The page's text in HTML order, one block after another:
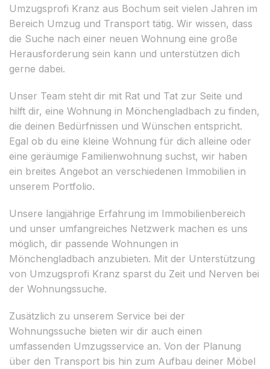
Umzugsprofi Kranz aus Bochum seit vielen Jahren im
Bereich Umzug und Transport tätig. Wir wissen, dass
die Suche nach einer neuen Wohnung eine große
Herausforderung sein kann und unterstützen dich
gerne dabei.
Unser Team steht dir mit Rat und Tat zur Seite und
hilft dir, eine Wohnung in Mönchengladbach zu finden,
die deinen Bedürfnissen und Wünschen entspricht.
Egal ob du eine kleine Wohnung für dich alleine oder
eine geräumige Familienwohnung suchst, wir haben
ein breites Angebot an verschiedenen Immobilien in
unserem Portfolio.
Unsere langjährige Erfahrung im Immobilienbereich
und unser umfangreiches Netzwerk machen es uns
möglich, dir passende Wohnungen in
Mönchengladbach anzubieten. Mit der Unterstützung
von Umzugsprofi Kranz sparst du Zeit und Nerven bei
der Wohnungssuche.
Zusätzlich zu unserem Service bei der
Wohnungssuche bieten wir dir auch einen
umfassenden Umzugsservice an. Von der Planung
über den Transport bis hin zum Aufbau deiner Möbel